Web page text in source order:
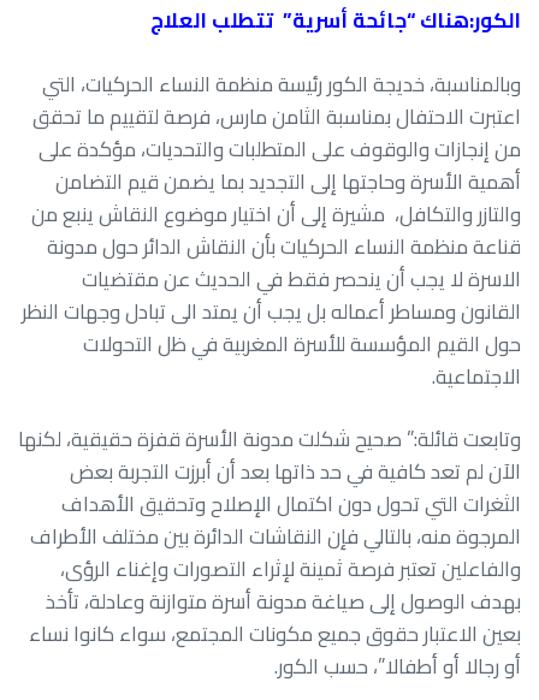
الكور:هناك “جائحة أسرية” تتطلب العلاج
وبالمناسبة، خديجة الكور رئيسة منظمة النساء الحركيات، التي
اعتبرت الاحتفال بمناسبة الثامن مارس، فرصة لتقييم ما تحقق
من إنجازات والوقوف على المتطلبات والتحديات، مؤكدة على
أهمية الأسرة وحاجتها إلى التجديد بما يضمن قيم التضامن
والتازر والتكافل، مشيرة إلى أن اختيار موضوع النقاش ينبع من
قناعة منظمة النساء الحركيات بأن النقاش الدائر حول مدونة
الاسرة لا يجب أن ينحصر فقط في الحديث عن مقتضيات
القانون ومساطر أعماله بل يجب أن يمتد الى تبادل وجهات النظر
حول القيم المؤسسة للأسرة المغربية في ظل التحولات
الاجتماعية.
وتابعت قائلة:” صحيح شكلت مدونة الأسرة قفزة حقيقية، لكنها
الآن لم تعد كافية في حد ذاتها بعد أن أبرزت التجربة بعض
الثغرات التي تحول دون اكتمال الإصلاح وتحقيق الأهداف
المرجوة منه، بالتالي فإن النقاشات الدائرة بين مختلف الأطراف
والفاعلين تعتبر فرصة ثمينة لإثراء التصورات وإغناء الرؤى،
بهدف الوصول إلى صياغة مدونة أسرة متوازنة وعادلة، تأخذ
بعين الاعتبار حقوق جميع مكونات المجتمع، سواء كانوا نساء
أو رجالا أو أطفالا”، حسب الكور.